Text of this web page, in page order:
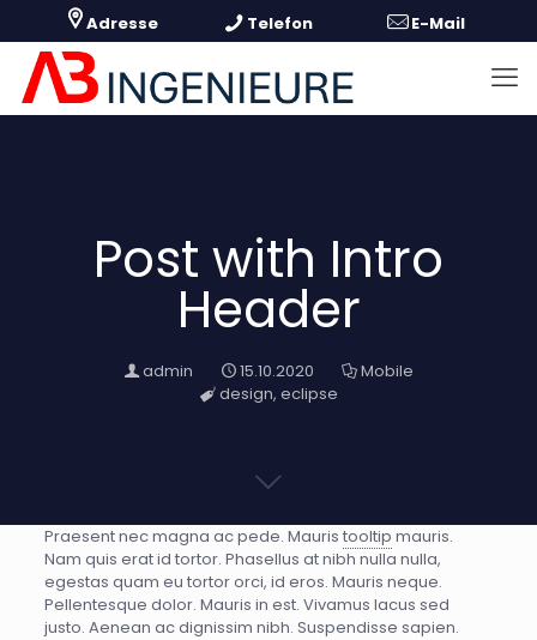
Post with Intro
Header
admin 15.10.2020
Mobile
design, eclipse
Praesent nec magna ac pede. Mauris tooltip mauris.
Nam quis erat id tortor. Phasellus at nibh nulla nulla,
egestas quam eu tortor orci, id eros. Mauris neque.
Pellentesque dolor. Mauris in est. Vivamus lacus sed
justo. Aenean ac dignissim nibh. Suspendisse sapien.